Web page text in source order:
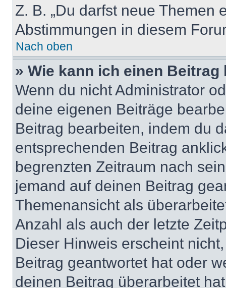
Z. B. „Du darfst neue Themen
Abstimmungen in diesem
Nach oben
» Wie kann ich einen
Wenn du nicht Administrator
deine eigenen Beiträge
Beitrag bearbeiten, indem du
entsprechenden Beitrag
begrenzten Zeitraum nach
jemand auf deinen Beitrag
Themenansicht als
Anzahl als auch der letzte
Dieser Hinweis erscheint
Beitrag geantwortet hat oder
deinen Beitrag überarbeitet